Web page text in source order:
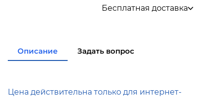
Бесплатная доставка
в города Холмск, Невельск
Описание Задать вопрос
Цена действительна только для интернет-